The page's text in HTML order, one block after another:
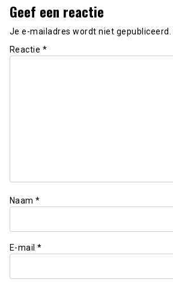
Geef een reactie
Je e-mailadres wordt niet gepubliceerd.
Reactie *
Naam *
E-mail *